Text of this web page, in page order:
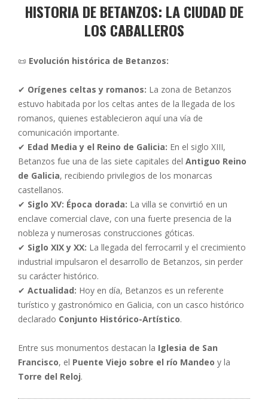
HISTORIA DE BETANZOS: LA CIUDAD DE
LOS CABALLEROS
📜 Evolución histórica de Betanzos:
✔ Orígenes celtas y romanos: La zona de Betanzos
estuvo habitada por los celtas antes de la llegada de los
romanos, quienes establecieron aquí una vía de
comunicación importante.
✔ Edad Media y el Reino de Galicia: En el siglo XIII,
Betanzos fue una de las siete capitales del Antiguo Reino
de Galicia, recibiendo privilegios de los monarcas
castellanos.
✔ Siglo XV: Época dorada: La villa se convirtió en un
enclave comercial clave, con una fuerte presencia de la
nobleza y numerosas construcciones góticas.
✔ Siglo XIX y XX: La llegada del ferrocarril y el crecimiento
industrial impulsaron el desarrollo de Betanzos, sin perder
su carácter histórico.
✔ Actualidad: Hoy en día, Betanzos es un referente
turístico y gastronómico en Galicia, con un casco histórico
declarado Conjunto Histórico-Artístico.
Entre sus monumentos destacan la Iglesia de San
Francisco, el Puente Viejo sobre el río Mandeo y la
Torre del Reloj.